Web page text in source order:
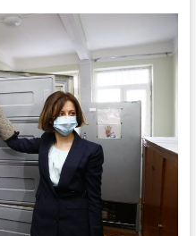
t
o
n